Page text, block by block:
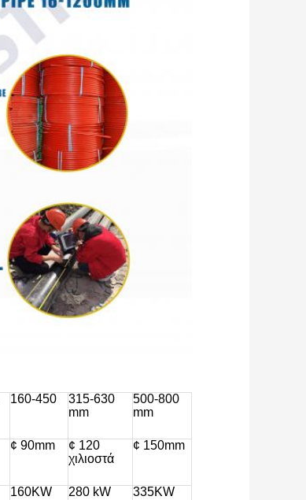
160-450
315-630
mm
500-800
mm
¢ 90mm
¢ 120
χιλιοστά
¢ 150mm
160KW 280 kW 335KW